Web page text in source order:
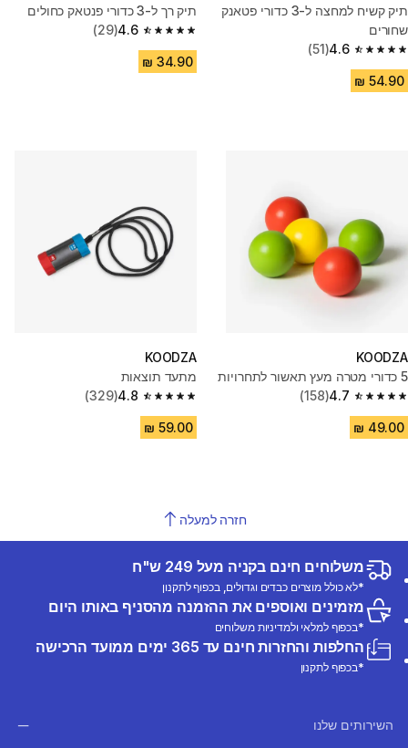
תיק קשיח למחצה ל-3 כדורי פטאנק
שחורים
4.6
4.6 out of 5 stars from 51 reviews
(51)
תיק רך ל-3 כדורי פנטאק כחולים
4.6
4.6 out of 5 stars from 29 reviews
(29)
KOODZA
5 כדורי מטרה מעץ תאשור לתחרויות
4.7
4.7 out of 5 stars from 158 reviews
(158)
KOODZA
מתעד תוצאות
4.8
4.8 out of 5 stars from 329 reviews
(329)
חזרה למעלה
משלוחים חינם בקניה מעל 249 ש"ח
*לא כולל מוצרים כבדים וגדולים, בכפוף לתקנון
מזמינים ואוספים את ההזמנה מהסניף באותו היום
*בכפוף למלאי ולמדיניות משלוחים
החלפות והחזרות חינם עד 365 ימים ממועד הרכישה
*בכפוף לתקנון
השירותים שלנו